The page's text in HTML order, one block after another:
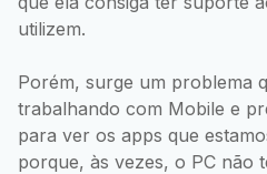
utilizem.
Porém, surge um problema
trabalhando com Mobile e
para ver os apps que
porque, às vezes, o PC não